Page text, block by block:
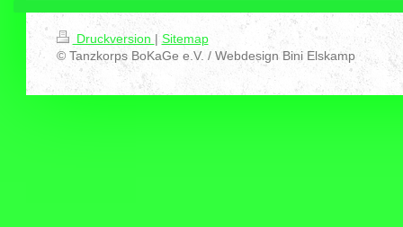
Druckversion | Sitemap
© Tanzkorps BoKaGe e.V. / Webdesign Bini Elskamp